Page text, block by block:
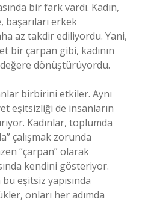
bir fark vardı. Kadın,
başarıları erkek
az takdir ediliyordu. Yani,
bir çarpan gibi, kadının
dönüştürüyordu.
birbirini etkiler. Aynı
eşitsizliği de insanların
Kadınlar, toplumda
çalışmak zorunda
“çarpan” olarak
kendini gösteriyor.
eşitsiz yapısında
onları her adımda